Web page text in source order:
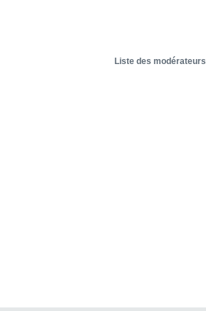
Liste des modérateurs